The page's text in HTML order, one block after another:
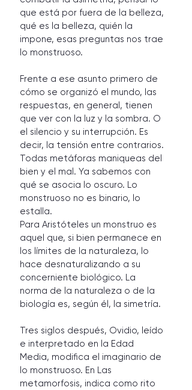
que está por fuera de la belleza,
qué es la belleza, quién la
impone, esas preguntas nos trae
lo monstruoso.
Frente a ese asunto primero de
cómo se organizó el mundo, las
respuestas, en general, tienen
que ver con la luz y la sombra. O
el silencio y su interrupción. Es
decir, la tensión entre contrarios.
Todas metáforas maniqueas del
bien y el mal. Ya sabemos con
qué se asocia lo oscuro. Lo
monstruoso no es binario, lo
estalla.
Para Aristóteles un monstruo es
aquel que, si bien permanece en
los límites de la naturaleza, lo
hace desnaturalizando a su
concerniente biológico. La
norma de la naturaleza o de la
biología es, según él, la simetría.
Tres siglos después, Ovidio, leído
e interpretado en la Edad
Media, modifica el imaginario de
lo monstruoso. En Las
metamorfosis, indica como rito